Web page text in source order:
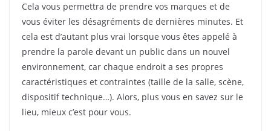
Cela vous permettra de prendre vos marques et de
vous éviter les désagréments de dernières minutes. Et
cela est d’autant plus vrai lorsque vous êtes appelé à
prendre la parole devant un public dans un nouvel
environnement, car chaque endroit a ses propres
caractéristiques et contraintes (taille de la salle, scène,
dispositif technique…). Alors, plus vous en savez sur le
lieu, mieux c’est pour vous.